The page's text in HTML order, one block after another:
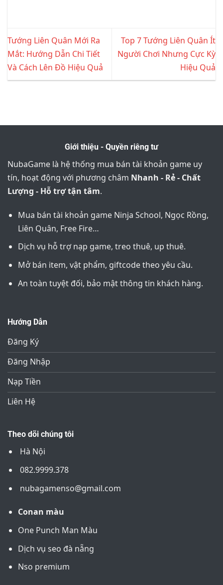
Tướng Liên Quân Mới Ra
Mắt: Hướng Dẫn Chi Tiết
Và Cách Lên Đồ Hiệu Quả
Top 7 Tướng Liên Quân Ít
Người Chơi Nhưng Cực Kỳ
Hiệu Quả
Giới thiệu - Quyền riêng tư
NubaGame là hệ thống mua bán tài khoản game uy
tín, hoạt động với phương châm Nhanh - Rẻ - Chất
Lượng - Hỗ trợ tận tâm.
Mua bán tài khoản game Ninja School, Ngọc Rồng,
Liên Quân, Free Fire…
Dịch vụ hỗ trợ nạp game, treo thuê, up thuê.
Mở bán item, vật phẩm, giftcode theo yêu cầu.
An toàn tuyệt đối, bảo mật thông tin khách hàng.
Hướng Dẫn
Đăng Ký
Đăng Nhập
Nạp Tiền
Liên Hệ
Theo dõi chúng tôi
Hà Nội
082.9999.378
nubagamenso@gmail.com
Conan màu
One Punch Man Màu
Dịch vụ seo đà nẵng
Nso premium